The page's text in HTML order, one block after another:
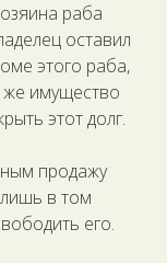
раба
оставил
этого раба,
же имущество
этот долг.
продажу
в том
его.